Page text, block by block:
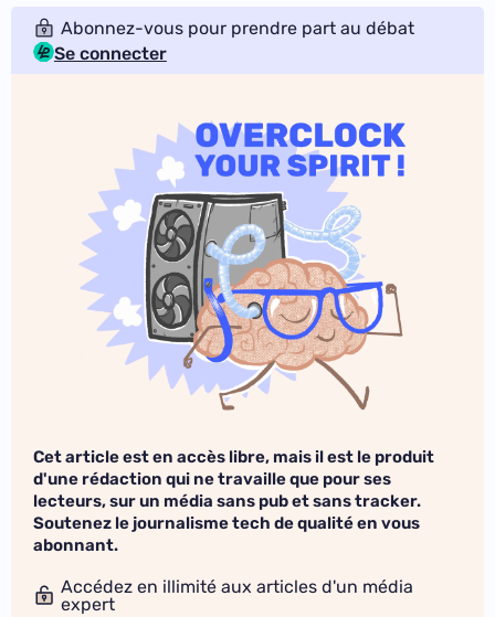
Abonnez-vous pour prendre part au débat
Se connecter
Cet article est en accès libre, mais il est le produit
d'une rédaction qui ne travaille que pour ses
lecteurs, sur un média sans pub et sans tracker.
Soutenez le journalisme tech de qualité en vous
abonnant.
Accédez en illimité aux articles d'un média
expert